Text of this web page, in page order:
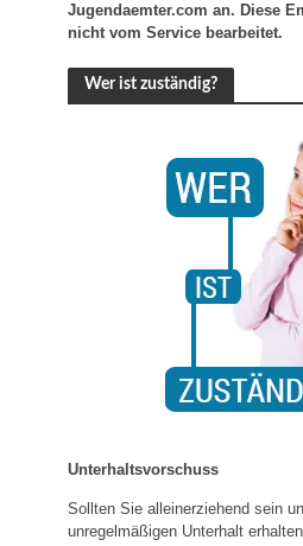
Jugendaemter.com an. Diese
nicht vom Service bearbeitet.
Wer ist zuständig?
Unterhaltsvorschuss
Sollten Sie alleinerziehend sein
unregelmäßigen Unterhalt